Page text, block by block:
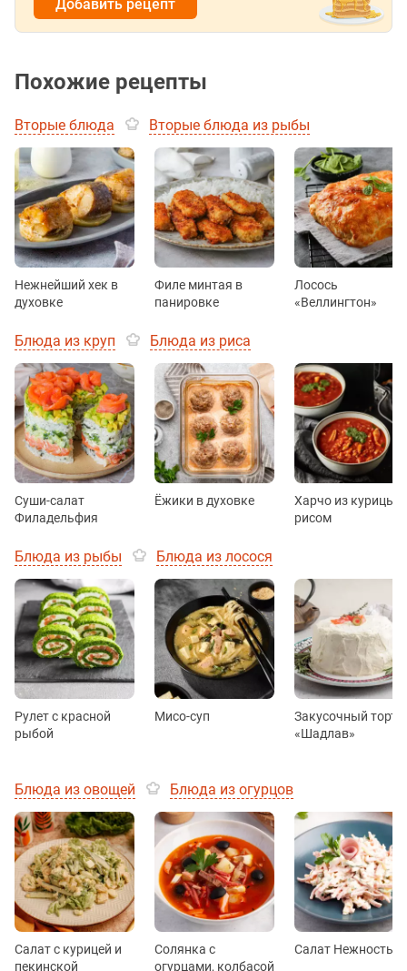
Добавить рецепт
Похожие рецепты
Вторые блюда Вторые блюда из рыбы
Нежнейший хек в
духовке
Филе минтая в
панировке
Лосось
«Веллингтон»
Блюда из круп Блюда из риса
Суши-салат
Филадельфия
Ёжики в духовке
Харчо из курицы с
рисом
Блюда из рыбы Блюда из лосося
Рулет с красной
рыбой
Мисо-суп
Закусочный торт
«Шадлав»
Блюда из овощей Блюда из огурцов
Салат с курицей и
пекинской
Солянка с
огурцами, колбасой
Салат Нежность